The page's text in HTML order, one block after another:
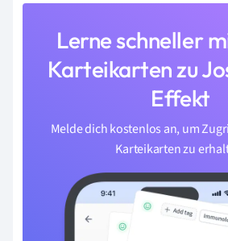
Lerne schneller
Karteikarten zu
Effekt
Melde dich kostenlos an, um
Karteikarten zu